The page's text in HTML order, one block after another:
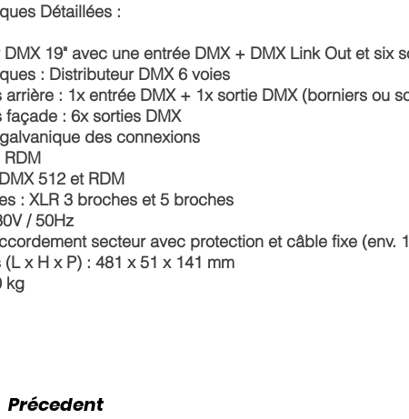
Détaillées :
19" avec une entrée DMX + DMX Link Out et six
: Distributeur DMX 6 voies
arrière : 1x entrée DMX + 1x sortie DMX (borniers ou
façade : 6x sorties DMX
des connexions
512 et RDM
: XLR 3 broches et 5 broches
/ 50Hz
secteur avec protection et câble fixe (env.
(L x H x P) : 481 x 51 x 141 mm
kg
Précedent